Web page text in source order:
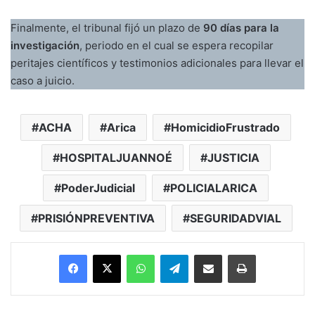
Finalmente, el tribunal fijó un plazo de 90 días para la
investigación, periodo en el cual se espera recopilar
peritajes científicos y testimonios adicionales para llevar el
caso a juicio.
ACHA Arica HomicidioFrustrado
HOSPITALJUANNOÉ JUSTICIA
PoderJudicial POLICIALARICA
PRISIÓNPREVENTIVA SEGURIDADVIAL
Facebook
X WhatsAppTelegramEnviar vía email Imprimir